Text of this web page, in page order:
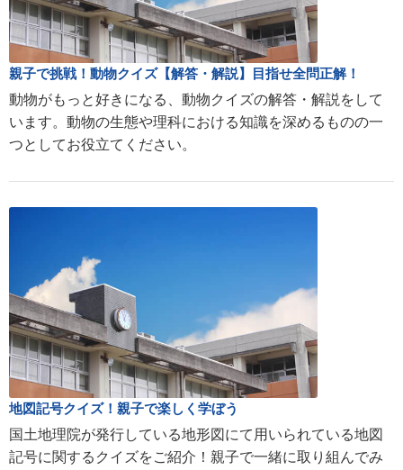
親子で挑戦！動物クイズ【解答・解説】目指せ全問正解！
動物がもっと好きになる、動物クイズの解答・解説をして
います。動物の生態や理科における知識を深めるものの一
つとしてお役立てください。
地図記号クイズ！親子で楽しく学ぼう
国土地理院が発行している地形図にて用いられている地図
記号に関するクイズをご紹介！親子で一緒に取り組んでみ